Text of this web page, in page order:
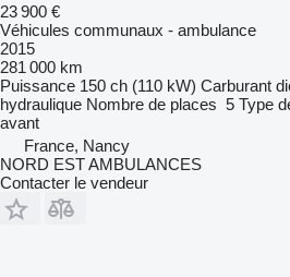
23 900 €
Véhicules communaux - ambulance
2015
281 000 km
Puissance 150 ch (110 kW) Carburant
hydraulique Nombre de places 5 Type
avant
France, Nancy
NORD EST AMBULANCES
Contacter le vendeur